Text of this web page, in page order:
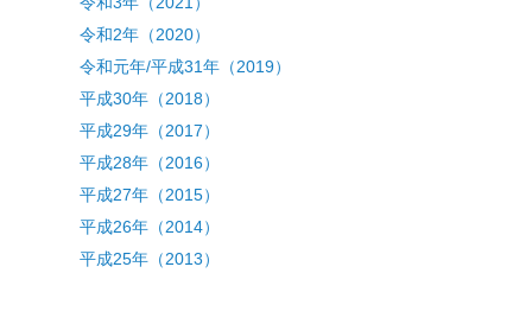
令和2年（2020）
令和元年/平成31年（2019）
平成30年（2018）
平成29年（2017）
平成28年（2016）
平成27年（2015）
平成26年（2014）
平成25年（2013）